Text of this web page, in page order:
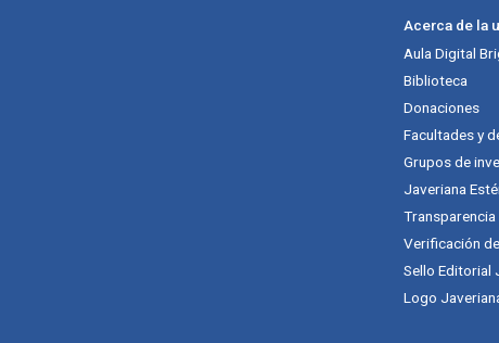
Acerca de la
Aula Digital
Biblioteca
Donaciones
Facultades y
Grupos de
Javeriana
Transparencia
Verificación
Sello Editorial
Logo